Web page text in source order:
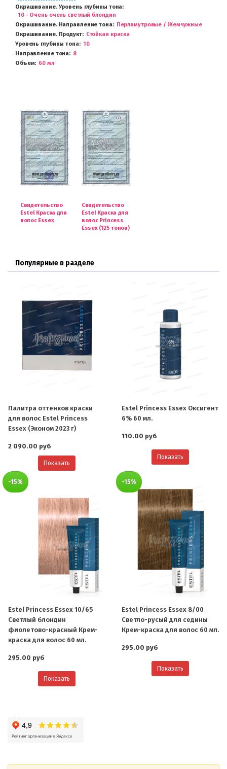
Окрашивание. Уровень глубины тона
10 - Очень очень светлый блондин
Окрашивание. Направление тона
Перламутровые / Жемчужные
Окрашивание. Продукт
Стойкая краска
Уровень глубины тона
10
Направление тона
8
Объем
60 мл
Свидетельство
Estel Краска для
волос Essex
Свидетельство
Estel Краска для
волос Princess
Essex (125 тонов)
Популярные в разделе
Палитра оттенков краски
для волос Estel Princess
Essex (Эконом 2023 г)
2 090.00 руб
Показать
Estel Princess Essex Оксигент
6% 60 мл.
110.00 руб
Показать
-15%
Estel Princess Essex 10/65
Светлый блондин
фиолетово-красный Крем-
краска для волос 60 мл.
295.00 руб
Показать
-15%
Estel Princess Essex 8/00
Светло-русый для седины
Крем-краска для волос 60 мл.
295.00 руб
Показать